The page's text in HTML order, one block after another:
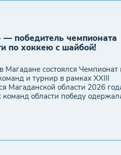
победитель чемпионата
по хоккею с шайбой!
Магадане состоялся Чемпионат
и турнир в рамках XXIII
Магаданской области 2026
области победу